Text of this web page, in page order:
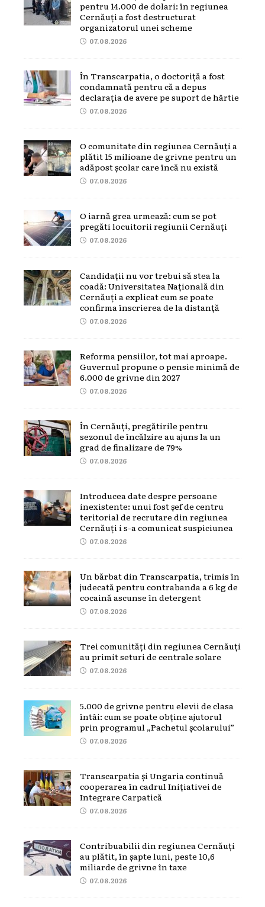
pentru 14.000 de dolari: în regiunea
Cernăuți a fost destructurat
organizatorul unei scheme
07.08.2026
În Transcarpatia, o doctoriță a fost
condamnată pentru că a depus
declarația de avere pe suport de hârtie
07.08.2026
O comunitate din regiunea Cernăuți a
plătit 15 milioane de grivne pentru un
adăpost școlar care încă nu există
07.08.2026
O iarnă grea urmează: cum se pot
pregăti locuitorii regiunii Cernăuți
07.08.2026
Candidații nu vor trebui să stea la
coadă: Universitatea Națională din
Cernăuți a explicat cum se poate
confirma înscrierea de la distanță
07.08.2026
Reforma pensiilor, tot mai aproape.
Guvernul propune o pensie minimă de
6.000 de grivne din 2027
07.08.2026
În Cernăuți, pregătirile pentru
sezonul de încălzire au ajuns la un
grad de finalizare de 79%
07.08.2026
Introducea date despre persoane
inexistente: unui fost șef de centru
teritorial de recrutare din regiunea
Cernăuți i s-a comunicat suspiciunea
07.08.2026
Un bărbat din Transcarpatia, trimis în
judecată pentru contrabanda a 6 kg de
cocaină ascunse în detergent
07.08.2026
Trei comunități din regiunea Cernăuți
au primit seturi de centrale solare
07.08.2026
5.000 de grivne pentru elevii de clasa
întâi: cum se poate obține ajutorul
prin programul „Pachetul școlarului”
07.08.2026
Transcarpatia și Ungaria continuă
cooperarea în cadrul Inițiativei de
Integrare Carpatică
07.08.2026
Contribuabilii din regiunea Cernăuți
au plătit, în șapte luni, peste 10,6
miliarde de grivne în taxe
07.08.2026